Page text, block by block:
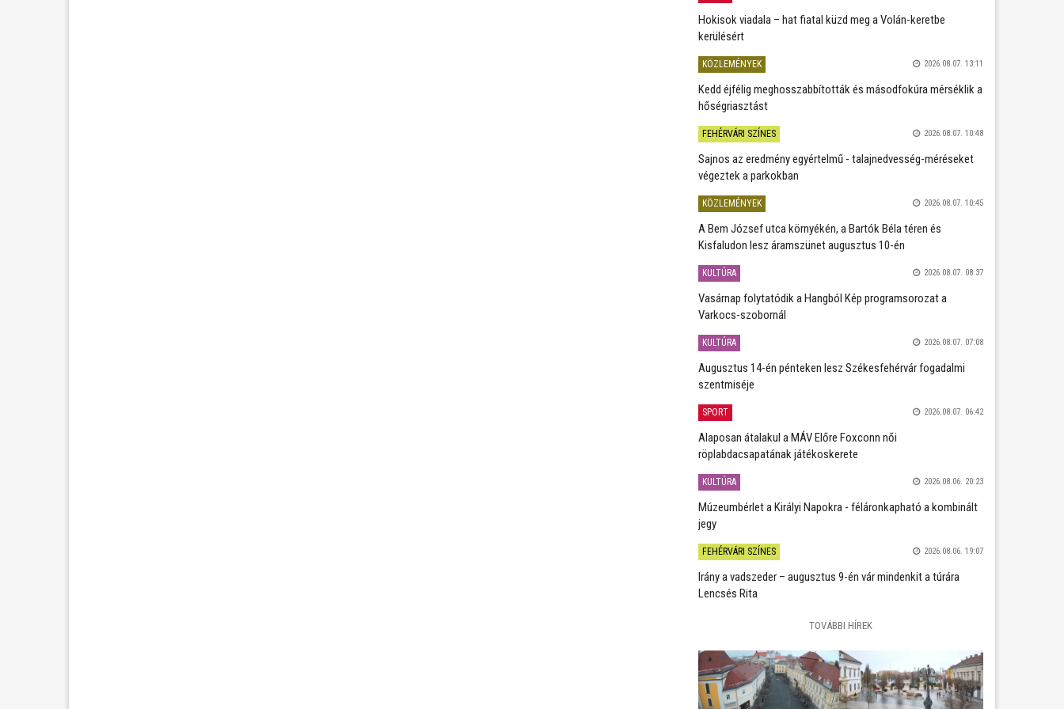
Hokisok viadala – hat fiatal küzd meg a Volán-keretbe
kerülésért
KÖZLEMÉNYEK 2026.08.07. 13:11
Kedd éjfélig meghosszabbították és másodfokúra mérséklik a
hőségriasztást
FEHÉRVÁRI SZÍNES 2026.08.07. 10:48
Sajnos az eredmény egyértelmű - talajnedvesség-méréseket
végeztek a parkokban
KÖZLEMÉNYEK 2026.08.07. 10:45
A Bem József utca környékén, a Bartók Béla téren és
Kisfaludon lesz áramszünet augusztus 10-én
KULTÚRA 2026.08.07. 08:37
Vasárnap folytatódik a Hangból Kép programsorozat a
Varkocs-szobornál
KULTÚRA 2026.08.07. 07:08
Augusztus 14-én pénteken lesz Székesfehérvár fogadalmi
szentmiséje
SPORT 2026.08.07. 06:42
Alaposan átalakul a MÁV Előre Foxconn női
röplabdacsapatának játékoskerete
KULTÚRA 2026.08.06. 20:23
Múzeumbérlet a Királyi Napokra - féláronkapható a kombinált
jegy
FEHÉRVÁRI SZÍNES 2026.08.06. 19:07
Irány a vadszeder – augusztus 9-én vár mindenkit a túrára
Lencsés Rita
TOVÁBBI HÍREK